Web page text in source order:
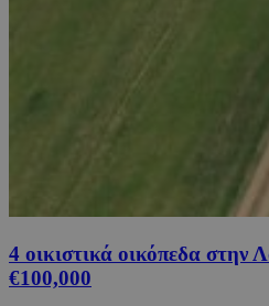
4 οικιστικά οικόπεδα στην
€100,000